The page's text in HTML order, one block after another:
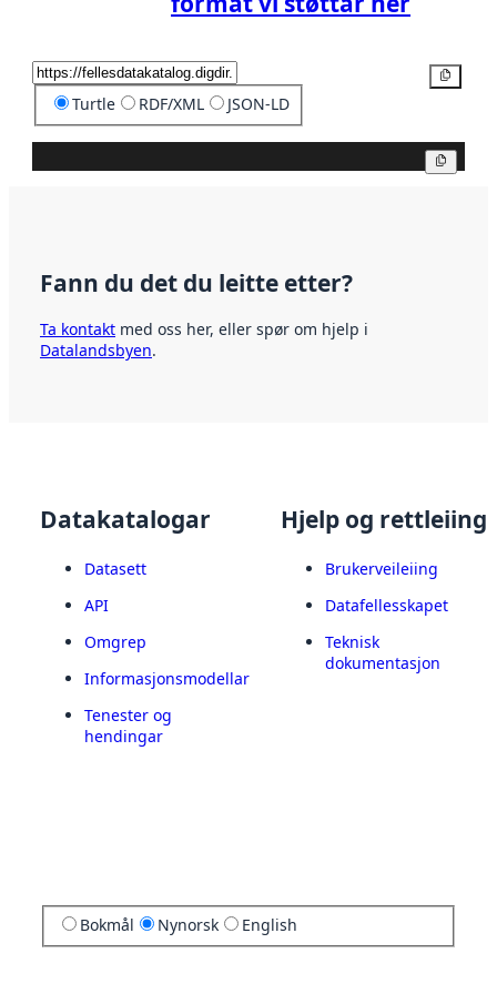
Turtle RDF/XML JSON-LD
Fann du det du leitte etter?
Ta kontakt med oss her, eller spør om hjelp i
Datalandsbyen.
Datakatalogar
Datasett
API
Omgrep
Informasjonsmodellar
Tenester og
hendingar
Hjelp og rettleiing
Brukerveileiing
Datafellesskapet
Teknisk
dokumentasjon
Bokmål Nynorsk English